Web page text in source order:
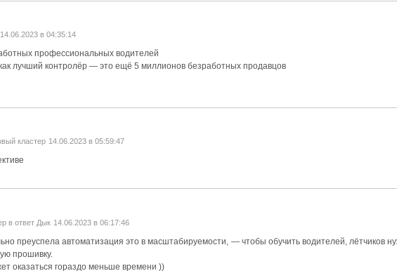
14.06.2023 в 04:35:14
профессиональных водителей
лучший контролёр — это ещё 5 миллионов безработных продавцов
кластер 14.06.2023 в 05:59:47
в ответ Дык 14.06.2023 в 06:17:46
преуспела автоматизация это в масштабируемости, — чтобы обучить водителей, лётчиков
прошивку.
оказаться гораздо меньше времени ))